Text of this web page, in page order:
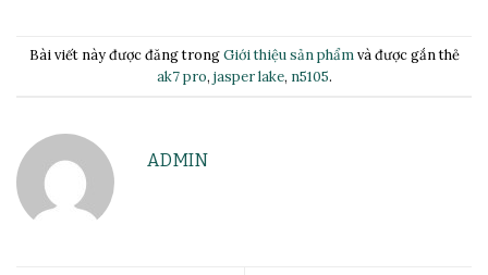
Bài viết này được đăng trongGiới thiệu sản phẩmvà được gắn thẻ
ak7 pro, jasper lake, n5105.
ADMIN